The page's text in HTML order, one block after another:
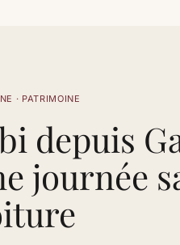
· PATRIMOINE
depuis
journée